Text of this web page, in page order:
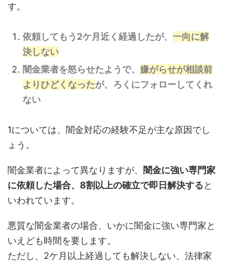
す。
依頼してもう2ケ月近く経過したが、 一向に解
決しない
闇金業者を怒らせたようで、 嫌がらせが相談前
よりひどくなったが、ろくにフォローしてくれ
ない
1については、闇金対応の経験不足が主な原因でし
ょう。
闇金業者によって異なりますが、 闇金に強い専門家
に依頼した場合、8割以上の確立で即日解決すると
いわれています。
悪質な闇金業者の場合、いかに闇金に強い専門家と
いえども時間を要します。
ただし、2ケ月以上経過しても解決しない、法律家